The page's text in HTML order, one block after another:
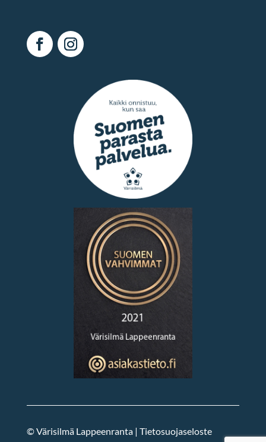
© Värisilmä Lappeenranta | Tietosuojaseloste